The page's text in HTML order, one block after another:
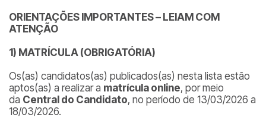
ORIENTAÇÕES IMPORTANTES – LEIAM COM
ATENÇÃO
1) MATRÍCULA (OBRIGATÓRIA)
Os(as) candidatos(as) publicados(as) nesta lista estão
aptos(as) a realizar a matrícula online, por meio
da Central do Candidato, no período de 13/03/2026 a
18/03/2026.